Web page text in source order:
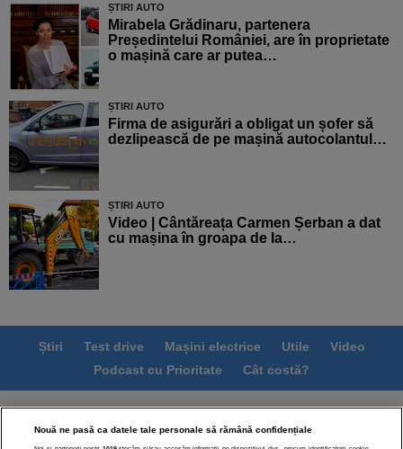
ȘTIRI AUTO
Mirabela Grădinaru, partenera
Președintelui României, are în proprietate
o mașină care ar putea…
ȘTIRI AUTO
Firma de asigurări a obligat un șofer să
dezlipească de pe mașină autocolantul…
ȘTIRI AUTO
Video | Cântăreața Carmen Șerban a dat
cu mașina în groapa de la…
Știri Test drive Mașini electrice Utile
Video
Podcast cu Prioritate
Cât costă?
Termeni si conditii
Politica de confidentialitate
Politica de cookies
Echipa editorială Contact
Nouă ne pasă ca datele tale personale să rămână confidențiale